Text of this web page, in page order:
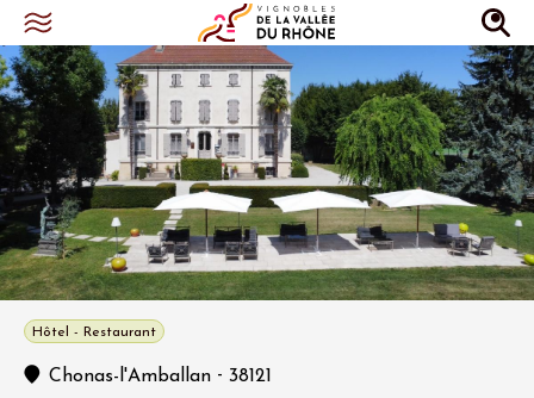
Hôtel - Restaurant
Chonas-l'Amballan - 38121